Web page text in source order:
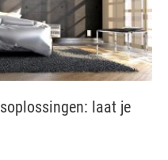
laat je